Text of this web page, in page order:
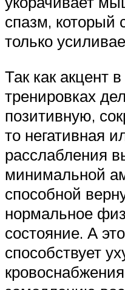
спазм, который
только
Так как акцент
тренировках
позитивную,
то негативная
расслабления
минимальной
способной
нормальное
состояние. А
способствует